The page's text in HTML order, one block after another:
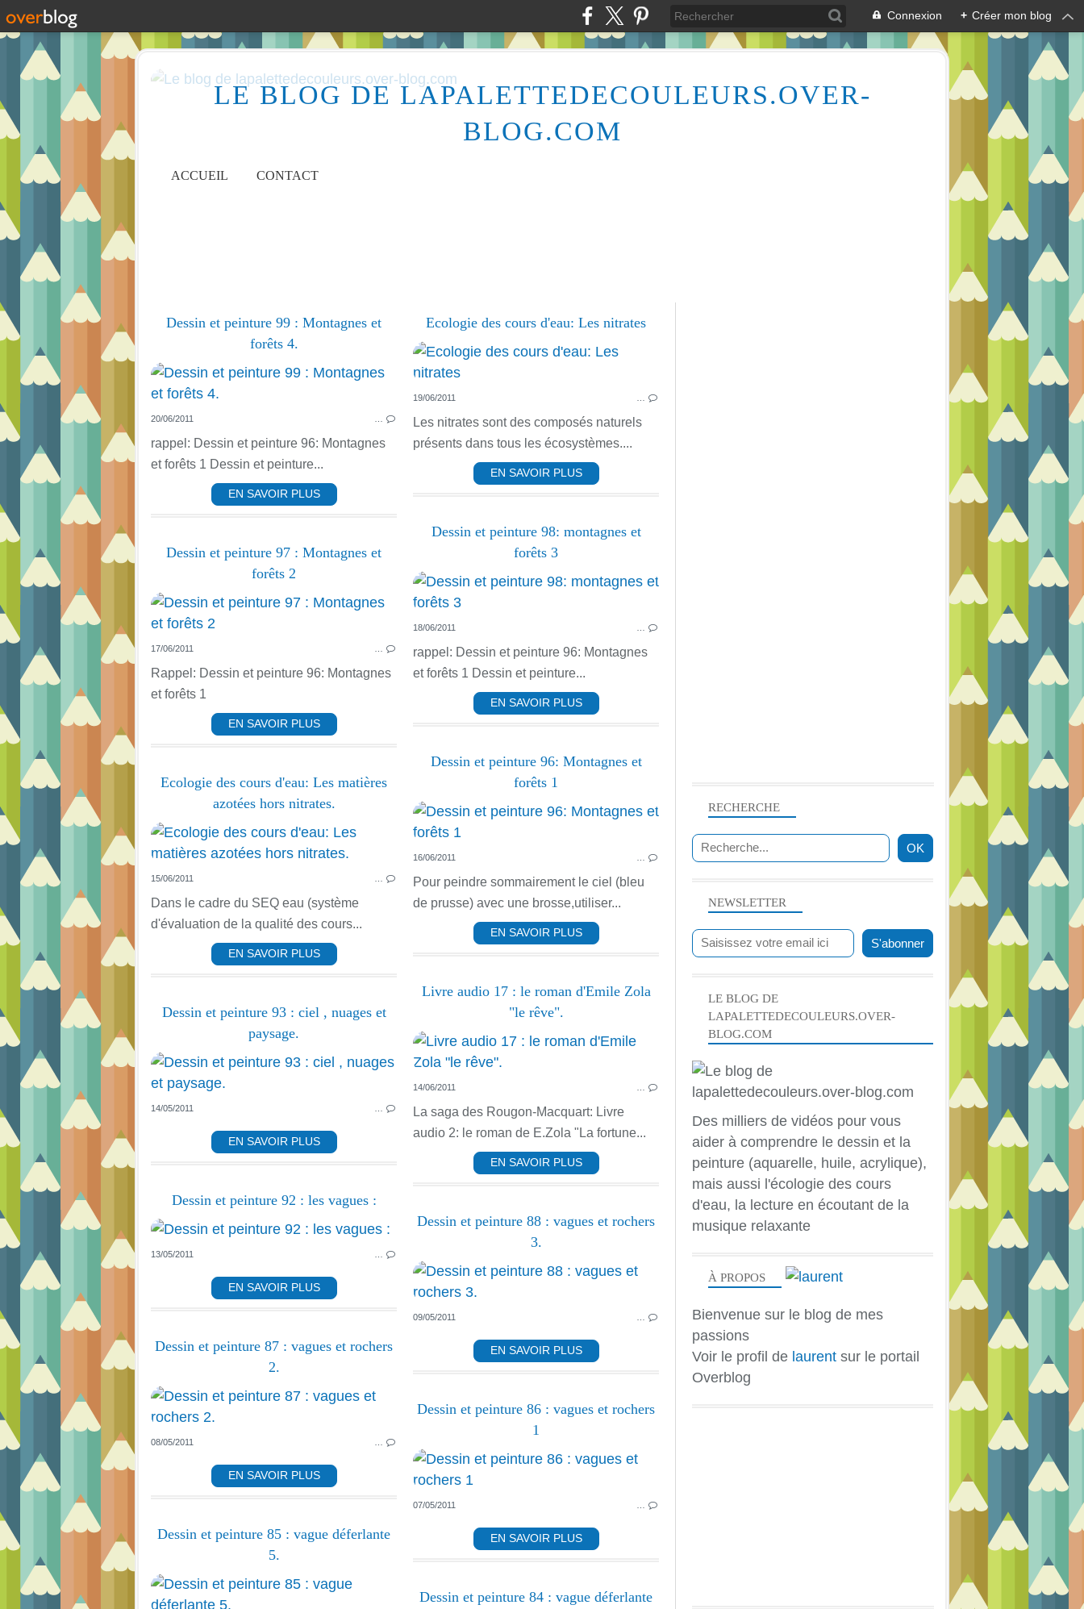
Connexion + Créer mon blog
LE BLOG DE LAPALETTEDECOULEURS.OVER-
BLOG.COM
ACCUEIL CONTACT
Dessin et peinture 99 : Montagnes et
forêts 4.
20/06/2011
rappel: Dessin et peinture 96: Montagnes
et forêts 1 Dessin et peinture...
EN SAVOIR PLUS
Ecologie des cours d'eau: Les nitrates
19/06/2011
Les nitrates sont des composés naturels
présents dans tous les écosystèmes....
EN SAVOIR PLUS
Dessin et peinture 98: montagnes et
forêts 3
18/06/2011
rappel: Dessin et peinture 96: Montagnes
et forêts 1 Dessin et peinture...
EN SAVOIR PLUS
Dessin et peinture 97 : Montagnes et
forêts 2
17/06/2011
Rappel: Dessin et peinture 96: Montagnes
et forêts 1
EN SAVOIR PLUS
Dessin et peinture 96: Montagnes et
forêts 1
PEINTURE ACRYLIQUE
16/06/2011
Pour peindre sommairement le ciel (bleu
de prusse) avec une brosse,utiliser...
EN SAVOIR PLUS
Ecologie des cours d'eau: Les matières
azotées hors nitrates.
ÉCOLOGIE DES COURS D'EAU
15/06/2011
Dans le cadre du SEQ eau (système
d'évaluation de la qualité des cours...
EN SAVOIR PLUS
Livre audio 17 : le roman d'Emile Zola
"le rêve".
LIVRES
14/06/2011
La saga des Rougon-Macquart: Livre
audio 2: le roman de E.Zola "La fortune...
EN SAVOIR PLUS
Dessin et peinture 93 : ciel , nuages et
paysage.
PEINTURE ACRYLIQUE
14/05/2011
EN SAVOIR PLUS
Dessin et peinture 92 : les vagues :
PEINTURE ACRYLIQUE
13/05/2011
EN SAVOIR PLUS
Dessin et peinture 88 : vagues et rochers
3.
PEINTURE ACRYLIQUE
09/05/2011
EN SAVOIR PLUS
Dessin et peinture 87 : vagues et rochers
2.
PEINTURE ACRYLIQUE
08/05/2011
EN SAVOIR PLUS
Dessin et peinture 86 : vagues et rochers
1
07/05/2011
EN SAVOIR PLUS
Dessin et peinture 85 : vague déferlante
5.
PEINTURE ACRYLIQUE
Dessin et peinture 84 : vague déferlante
NEWSLETTER
RECHERCHE
LE BLOG DE
LAPALETTEDECOULEURS.OVER-
BLOG.COM
Des milliers de vidéos pour vous
aider à comprendre le dessin et la
peinture (aquarelle, huile, acrylique),
mais aussi l'écologie des cours
d'eau, la lecture en écoutant de la
musique relaxante
À PROPOS
Bienvenue sur le blog de mes
passions
Voir le profil de laurent sur le portail
Overblog